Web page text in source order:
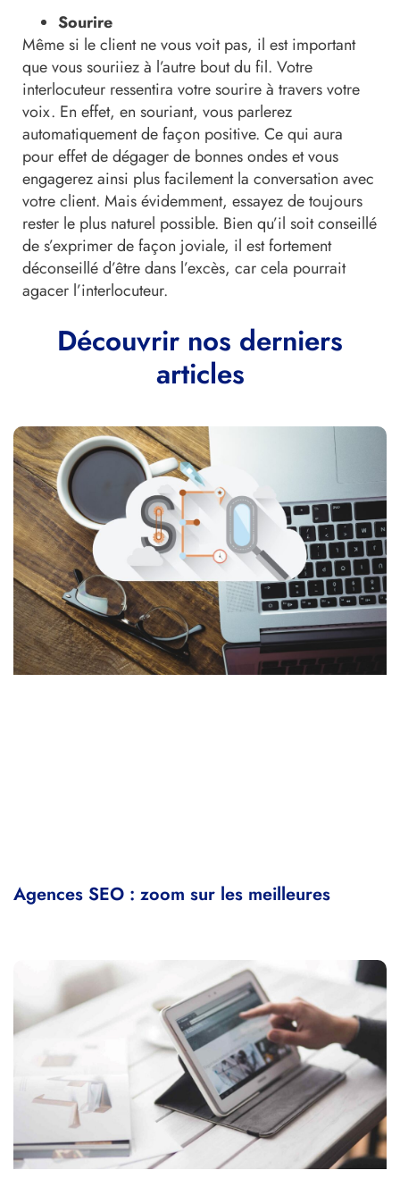
Sourire
Même si le client ne vous voit pas, il est important
que vous souriiez à l’autre bout du fil. Votre
interlocuteur ressentira votre sourire à travers votre
voix. En effet, en souriant, vous parlerez
automatiquement de façon positive. Ce qui aura
pour effet de dégager de bonnes ondes et vous
engagerez ainsi plus facilement la conversation avec
votre client. Mais évidemment, essayez de toujours
rester le plus naturel possible. Bien qu’il soit conseillé
de s’exprimer de façon joviale, il est fortement
déconseillé d’être dans l’excès, car cela pourrait
agacer l’interlocuteur.
Découvrir nos derniers
articles
Agences SEO : zoom sur les meilleures